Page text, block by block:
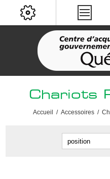
Chariots
Accueil / Accessoires /